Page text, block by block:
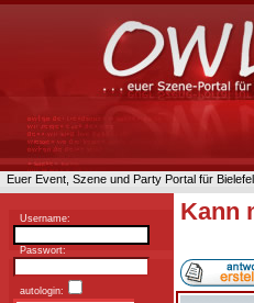
Euer Event, Szene und Party Portal für
Username:
Passwort:
autologin:
Kann